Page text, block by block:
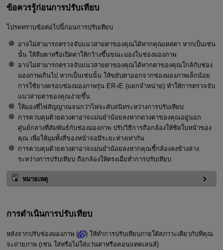
ข้อควรรู้ก่อนการปรับเทียบ
โปรดทราบข้อต่อไปนี้ก่อนการปรับเทียบ
อาจไม่สามารถตรวจจับแนวสายตาของคุณได้หากคุณเหล่ตา หากเป็นเช่น
นั้น ให้ลืมตาหรือเปิดตาให้กว้างขึ้นขณะมองในช่องมองภาพ
อาจไม่สามารถตรวจจับแนวสายตาของคุณได้หากตาของคุณใกล้กับช่อง
มองภาพเกินไป หากเป็นเช่นนั้น ให้ขยับตาออกจากช่องมองภาพเล็กน้อย
การใช้ยางครอบช่องมองภาพรุ่น ER-iE (แยกจำหน่าย) ทำให้การตรวจจับ
แนวสายตาของคุณง่ายขึ้น
ให้มองที่ไฟสัญญาณจนกว่าไฟจะดับสนิทระหว่างการปรับเทียบ
การควบคุมด้วยดวงตาอาจแม่นยำน้อยลงหากดวงตาของคุณอยู่นอก
ศูนย์กลางที่สัมพันธ์กับช่องมองภาพ ปรับวิธีการถือกล้องให้ชิดใบหน้าของ
คุณ เพื่อให้มุมทั้งสี่ของหน้าจอมีระยะห่างเท่ากัน
การควบคุมด้วยดวงตาอาจแม่นยำน้อยลงหากคุณชี้กล้องลงข้างล่าง
ระหว่างการปรับเทียบ ถือกล้องให้ตรงเมื่อทำการปรับเทียบ
หมายเหตุ
การดำเนินการปรับเทียบ
หลังจากปรับช่องมองภาพ (
) ให้ทำการปรับเทียบภายใต้สภาวะเดียวกับที่คุณ
จะถ่ายภาพ (เช่น ใส่หรือไม่ใส่แว่นตาหรือคอนแทคเลนส์)